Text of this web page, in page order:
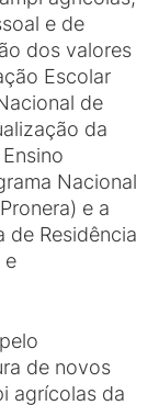
e de
dos valores
Escolar
de
da
Nacional
e a
de Residência
e
de novos
agrícolas da